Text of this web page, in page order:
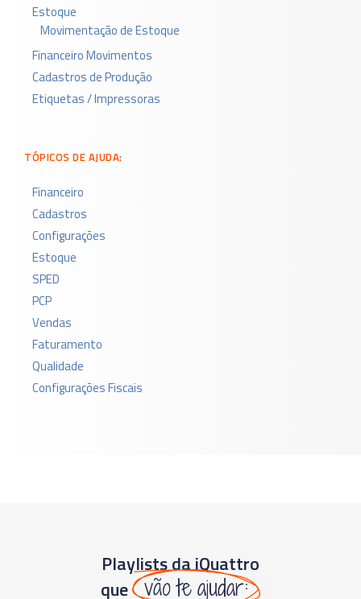
Estoque
Movimentação de Estoque
Financeiro Movimentos
Cadastros de Produção
Etiquetas / Impressoras
TÓPICOS DE AJUDA:
Financeiro
Cadastros
Configurações
Estoque
SPED
PCP
Vendas
Faturamento
Qualidade
Configurações Fiscais
Playlists da iQuattro
que vão te ajudar: